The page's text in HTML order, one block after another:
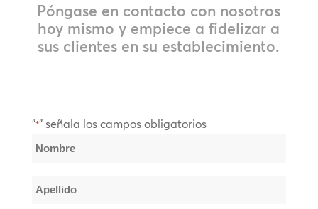
Póngase en contacto con nosotros
hoy mismo y empiece a fidelizar a
sus clientes en su establecimiento.
"*" señala los campos obligatorios
Nombre